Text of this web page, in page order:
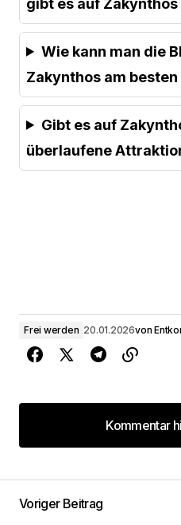
gibt es auf
Wie kann man die
Zakynthos am
Gibt es auf
überlaufene
Frei werden 20.01.2026von
Kommentar
Kommentar
Deine E-Mail-Adresse
Voriger Beitrag